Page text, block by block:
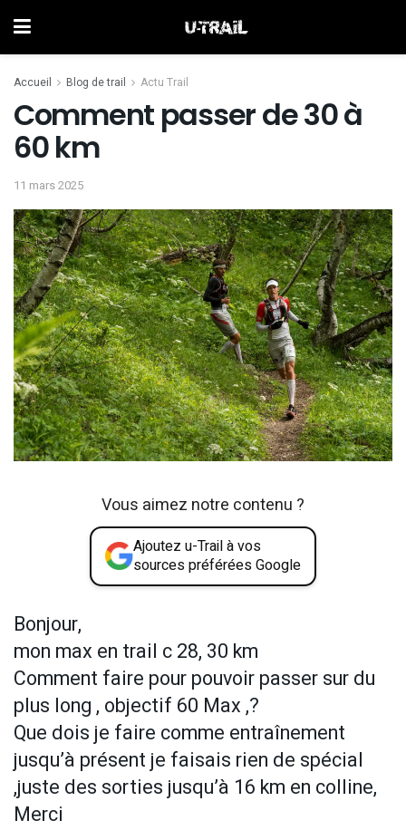
Accueil Blog de trail Actu Trail
Comment passer de 30 à
60 km
11 mars 2025
Vous aimez notre contenu ?
Ajoutez u-Trail à vos
sources préférées Google
Bonjour,
mon max en trail c 28, 30 km
Comment faire pour pouvoir passer sur du
plus long , objectif 60 Max ,?
Que dois je faire comme entraînement
jusqu’à présent je faisais rien de spécial
,juste des sorties jusqu’à 16 km en colline,
Merci